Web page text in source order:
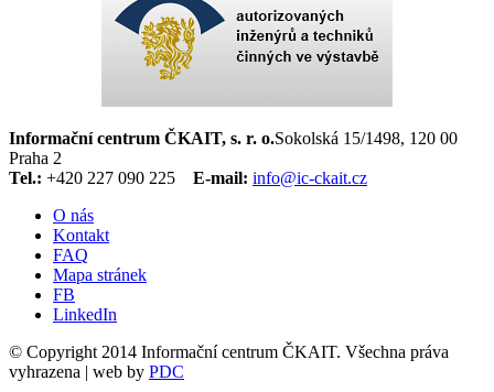
Informační centrum ČKAIT, s. r. o.Sokolská 15/1498, 120 00
Praha 2
Tel.: +420 227 090 225 E-mail: info@ic-ckait.cz
O nás
Kontakt
FAQ
Mapa stránek
FB
LinkedIn
© Copyright 2014 Informační centrum ČKAIT. Všechna práva
vyhrazena | web by PDC